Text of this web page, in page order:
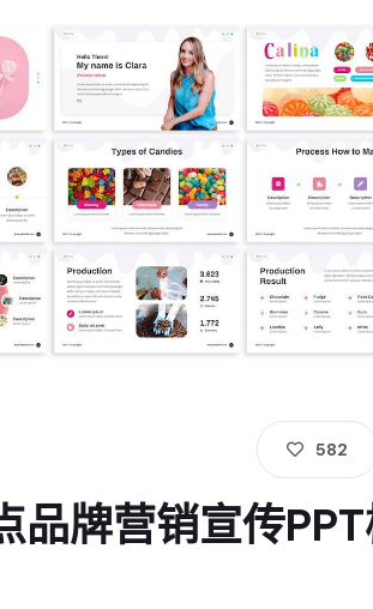
582
品牌营销宣传